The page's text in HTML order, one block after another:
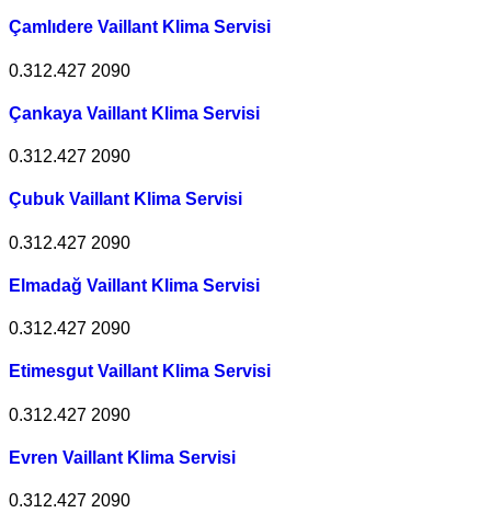
Çamlıdere Vaillant Klima Servisi
0.312.427 2090
Çankaya Vaillant Klima Servisi
0.312.427 2090
Çubuk Vaillant Klima Servisi
0.312.427 2090
Elmadağ Vaillant Klima Servisi
0.312.427 2090
Etimesgut Vaillant Klima Servisi
0.312.427 2090
Evren Vaillant Klima Servisi
0.312.427 2090